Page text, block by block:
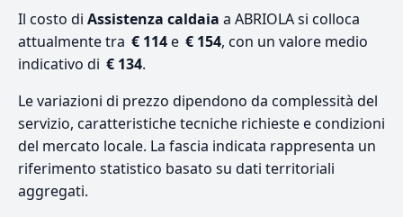
Il costo di Assistenza caldaia a ABRIOLA si colloca
attualmente tra € 114e € 154, con un valore medio
indicativo di € 134.
Le variazioni di prezzo dipendono da complessità del
servizio, caratteristiche tecniche richieste e condizioni
del mercato locale. La fascia indicata rappresenta un
riferimento statistico basato su dati territoriali
aggregati.